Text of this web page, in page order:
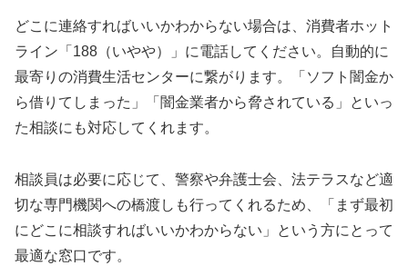
どこに連絡すればいいかわからない場合は、消費者ホット
ライン「188（いやや）」に電話してください。自動的に
最寄りの消費生活センターに繋がります。「ソフト闇金か
ら借りてしまった」「闇金業者から脅されている」といっ
た相談にも対応してくれます。
相談員は必要に応じて、警察や弁護士会、法テラスなど適
切な専門機関への橋渡しも行ってくれるため、「まず最初
にどこに相談すればいいかわからない」という方にとって
最適な窓口です。